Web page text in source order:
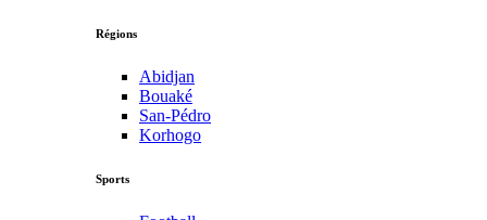
Régions
Abidjan
Bouaké
San-Pédro
Korhogo
Sports